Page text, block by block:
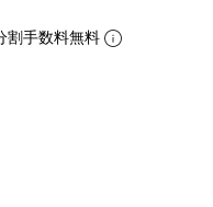
割手数料無料